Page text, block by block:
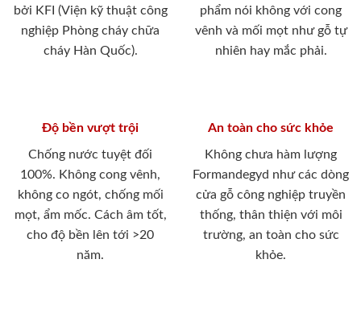
bởi KFI (Viện kỹ thuật công
nghiệp Phòng cháy chữa
cháy Hàn Quốc).
phẩm nói không với cong
vênh và mối mọt như gỗ tự
nhiên hay mắc phải.
Độ bền vượt trội
Chống nước tuyệt đối
100%. Không cong vênh,
không co ngót, chống mối
mọt, ẩm mốc. Cách âm tốt,
cho độ bền lên tới >20
năm.
An toàn cho sức khỏe
Không chưa hàm lượng
Formandegyd như các dòng
cửa gỗ công nghiệp truyền
thống, thân thiện với môi
trường, an toàn cho sức
khỏe.